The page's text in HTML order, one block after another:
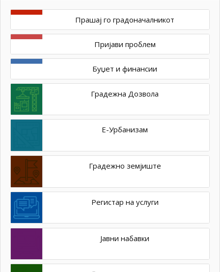
Прашај го градоначалникот
Пријави проблем
Буџет и финансии
Градежна Дозвола
Е-Урбанизам
Градежно земјиште
Регистар на услуги
Јавни набавки